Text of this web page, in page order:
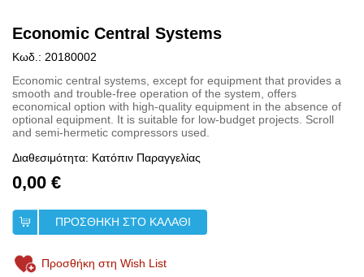
Economic Central Systems
Κωδ.: 20180002
Economic central systems, except for equipment that provides a
smooth and trouble-free operation of the system, offers
economical option with high-quality equipment in the absence of
optional equipment. It is suitable for low-budget projects. Scroll
and semi-hermetic compressors used.
Διαθεσιμότητα: Κατόπιν Παραγγελίας
0,00 €
ΠΡΟΣΘΗΚΗ ΣΤΟ ΚΑΛΑΘΙ
Προσθήκη στη Wish List